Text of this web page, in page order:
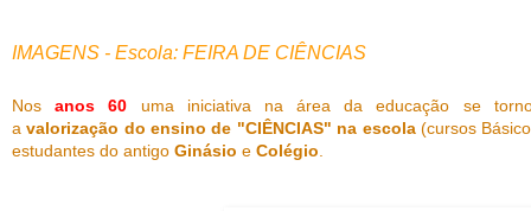
IMAGENS - Escola: FEIRA DE CIÊNCIAS
Nosanos 60 uma iniciativa na área da educação se
avalorização do ensino de "CIÊNCIAS" na escola(cursos
estudantes do antigo Ginásio e Colégio